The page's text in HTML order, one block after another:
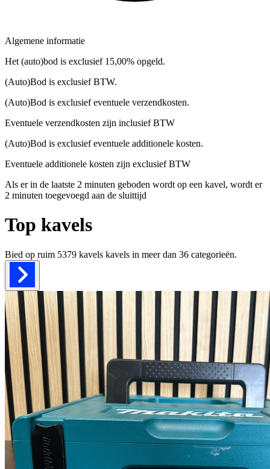
Algemene informatie
Het (auto)bod is exclusief 15,00% opgeld.
(Auto)Bod is exclusief BTW.
(Auto)Bod is exclusief eventuele verzendkosten.
Eventuele verzendkosten zijn inclusief BTW
(Auto)Bod is exclusief eventuele additionele kosten.
Eventuele additionele kosten zijn exclusief BTW
Als er in de laatste 2 minuten geboden wordt op een kavel, wordt er
2 minuten toegevoegd aan de sluittijd
Top kavels
Bied op ruim 5379 kavels kavels in meer dan 36 categorieën.